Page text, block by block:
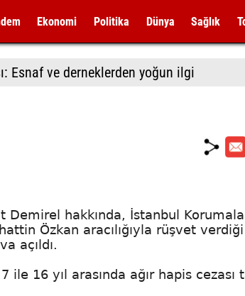
Ekonomi Politika Dünya Sağlık
Esnaf ve derneklerden yoğun ilgi
Demirel hakkında, İstanbul
Özkan aracılığıyla rüşvet
açıldı.
16 yıl arasında ağır hapis cezası